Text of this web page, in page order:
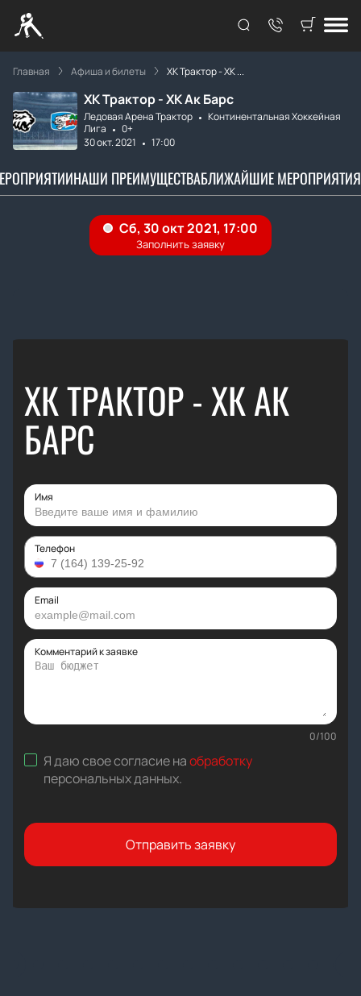
Главная Афиша и билеты ХК Трактор - ХК ...
ХК Трактор - ХК Ак Барс
Ледовая Арена Трактор
Континентальная Хоккейная
Лига
0+
30 окт. 2021
17:00
НАШИ ПРЕИМУЩЕСТВАБЛИЖАЙШИЕ МЕРОПРИЯТИЯ
ХК ТРАКТОР - ХК АК
БАРС
Имя
Телефон
Email
Комментарий к заявке
0/100
Я даю свое согласие наобработку
персональных данных.
Отправить заявку